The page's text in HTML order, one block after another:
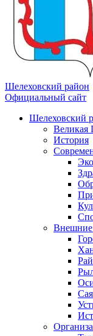
Шелеховский район
Официальный сайт
Шелеховский
Великая
История
Внешние